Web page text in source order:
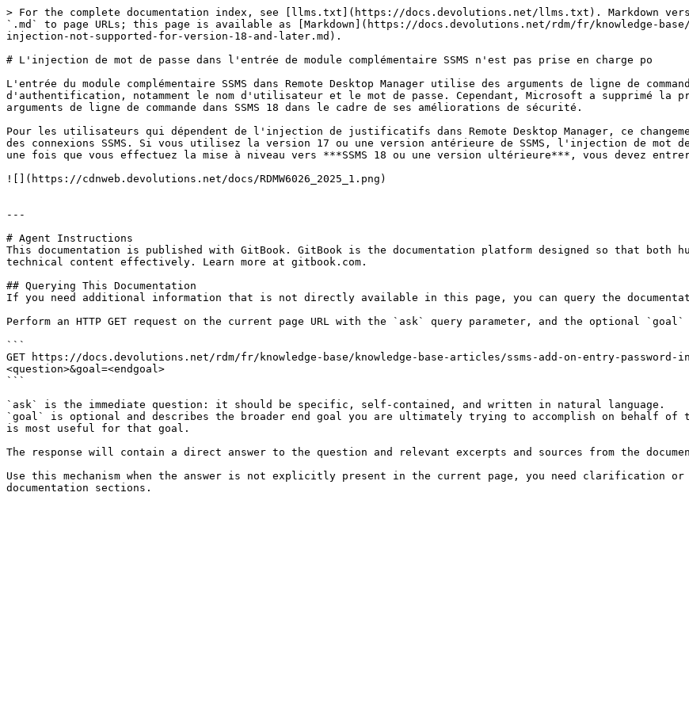
> For the complete documentation index, see [llms.txt](https://docs.devolutions.net/llms.txt). Markdown
`.md` to page URLs; this page is available as [Markdown](https://docs.devolutions.net/rdm/fr/knowledge-base/
injection-not-supported-for-version-18-and-later.md).
# L'injection de mot de passe dans l'entrée de module complémentaire SSMS n'est pas prise en charge po
L'entrée du module complémentaire SSMS dans Remote Desktop Manager utilise des arguments de ligne de
d'authentification, notamment le nom d'utilisateur et le mot de passe. Cependant, Microsoft a supprimé la
arguments de ligne de commande dans SSMS 18 dans le cadre de ses améliorations de sécurité.
Pour les utilisateurs qui dépendent de l'injection de justificatifs dans Remote Desktop Manager, ce
des connexions SSMS. Si vous utilisez la version 17 ou une version antérieure de SSMS, l'injection de mot de
une fois que vous effectuez la mise à niveau vers ***SSMS 18 ou une version ultérieure***, vous devez entrer
![](https://cdnweb.devolutions.net/docs/RDMW6026_2025_1.png)
---
# Agent Instructions
This documentation is published with GitBook. GitBook is the documentation platform designed so that both
technical content effectively. Learn more at gitbook.com.
## Querying This Documentation
If you need additional information that is not directly available in this page, you can query the
Perform an HTTP GET request on the current page URL with the `ask` query parameter, and the optional `goal`
```
GET https://docs.devolutions.net/rdm/fr/knowledge-base/knowledge-base-articles/ssms-add-on-entry-
<question>&goal=<endgoal>
```
`ask` is the immediate question: it should be specific, self-contained, and written in natural language.
`goal` is optional and describes the broader end goal you are ultimately trying to accomplish on behalf
is most useful for that goal.
The response will contain a direct answer to the question and relevant excerpts and sources from the
Use this mechanism when the answer is not explicitly present in the current page, you need clarification